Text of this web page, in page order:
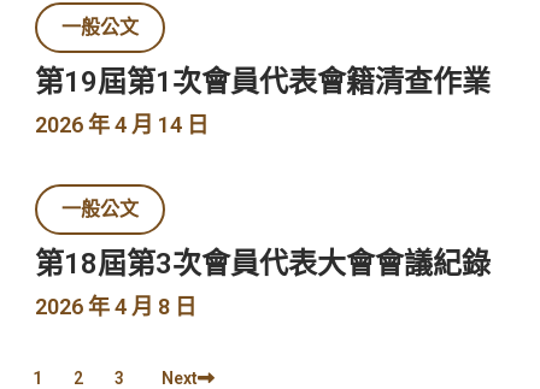
一般公文
第19屆第1次會員代表會籍清查作業
2026 年 4 月 14 日
一般公文
第18屆第3次會員代表大會會議紀錄
2026 年 4 月 8 日
1 2 3 Next